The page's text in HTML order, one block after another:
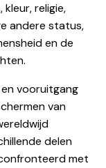
religie,
andere status,
en de
en vooruitgang
van
delen
met